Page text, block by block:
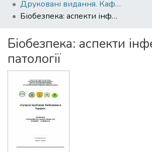
Collections
Statistics
Друковані видання. Кафедра захист рослин
Біобезпека: аспекти інфекційної патології
Біобезпека: аспекти
патології